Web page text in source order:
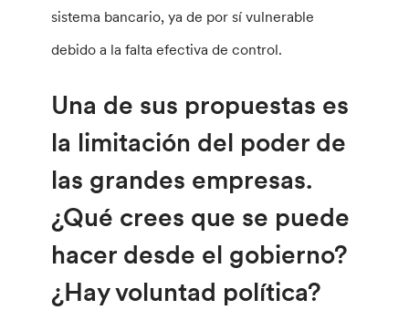
sistema bancario, ya de por sí vulnerable
debido a la falta efectiva de control.
Una de sus propuestas es
la limitación del poder de
las grandes empresas.
¿Qué crees que se puede
hacer desde el gobierno?
¿Hay voluntad política?